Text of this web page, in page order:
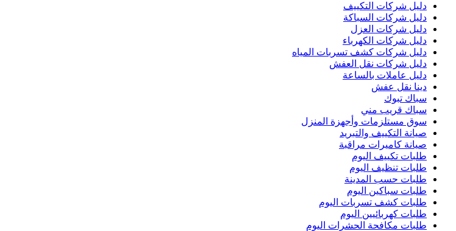
دليل شركات التكييف
دليل شركات السباكة
دليل شركات العزل
دليل شركات الكهرباء
دليل شركات كشف تسربات المياه
دليل شركات نقل العفش
دليل عاملات بالساعة
دينا نقل عفش
سباك تبوك
سباك قريب مني
سوق مستلزمات وأجهزة المنزل
صيانة التكييف والتبريد
صيانة كاميرات مراقبة
طلبات تكييف اليوم
طلبات تنظيف اليوم
طلبات حسب المدينة
طلبات سباكين اليوم
طلبات كشف تسربات اليوم
طلبات كهربائيين اليوم
طلبات مكافحة الحشرات اليوم